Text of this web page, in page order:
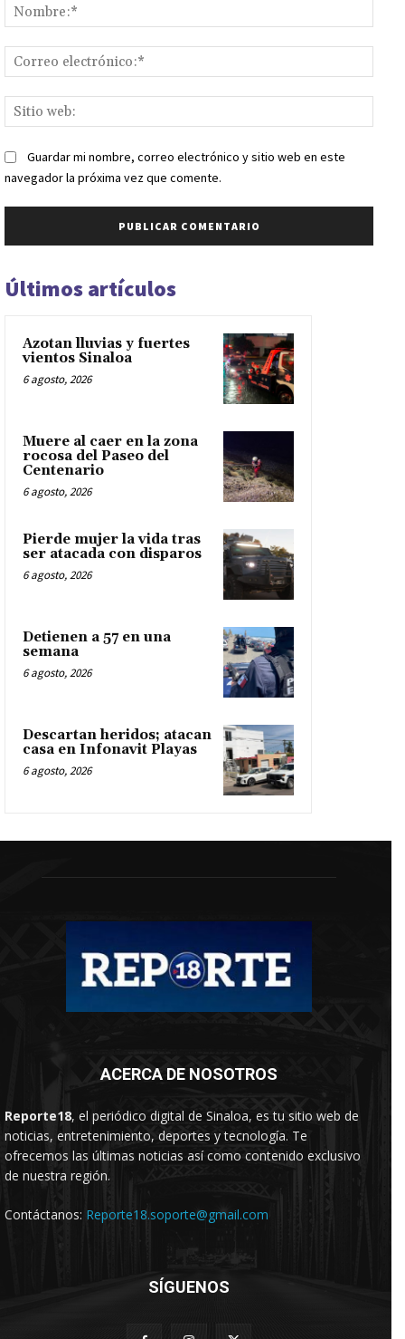
web:
Guardar mi nombre, correo electrónico y sitio web en este
navegador la próxima vez que comente.
Últimos artículos
Azotan lluvias y fuertes
vientos Sinaloa
6 agosto, 2026
Muere al caer en la zona
rocosa del Paseo del
Centenario
6 agosto, 2026
Pierde mujer la vida tras
ser atacada con disparos
6 agosto, 2026
Detienen a 57 en una
semana
6 agosto, 2026
Descartan heridos; atacan
casa en Infonavit Playas
6 agosto, 2026
ACERCA DE NOSOTROS
Reporte18, el periódico digital de Sinaloa, es tu sitio web de
noticias, entretenimiento, deportes y tecnología. Te
ofrecemos las últimas noticias así como contenido exclusivo
de nuestra región.
Contáctanos: Reporte18.soporte@gmail.com
SÍGUENOS